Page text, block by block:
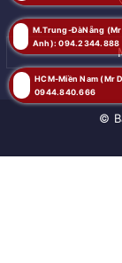
©
HCM-Miền Nam (Mr
0944.840.666
M.Trung-ĐàNẵng (Mr
Anh): 094.2344.888